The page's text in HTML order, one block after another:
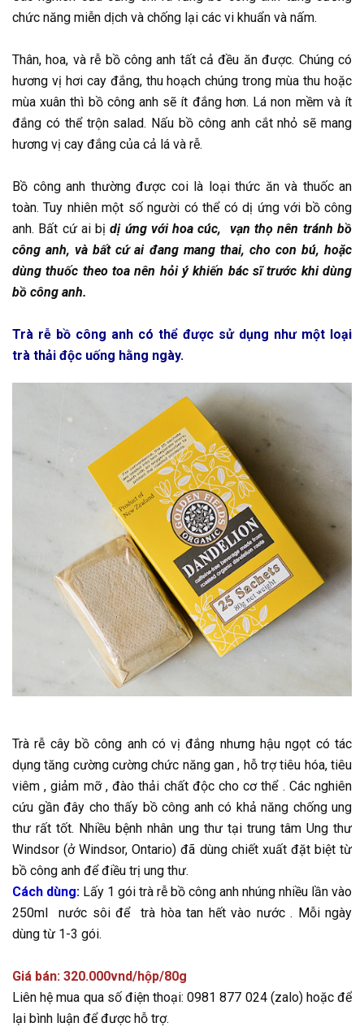
chức năng miễn dịch và chống lại các vi khuẩn và nấm.
Thân, hoa, và rễ bồ công anh tất cả đều ăn được. Chúng có
hương vị hơi cay đắng, thu hoạch chúng trong mùa thu hoặc
mùa xuân thì bồ công anh sẽ ít đắng hơn. Lá non mềm và ít
đắng có thể trộn salad. Nấu bồ công anh cắt nhỏ sẽ mang
hương vị cay đắng của cả lá và rễ.
Bồ công anh thường được coi là loại thức ăn và thuốc an
toàn. Tuy nhiên một số người có thể có dị ứng với bồ công
anh. Bất cứ ai bịdị ứng với hoa cúc, vạn thọ nên tránh bồ
công anh, và bất cứ ai đang mang thai, cho con bú, hoặc
dùng thuốc theo toa nên hỏi ý khiến bác sĩ trước khi dùng
bồ công anh.
Trà rễ bồ công anh có thể được sử dụng như một loại
trà thải độc uống hằng ngày.
Trà rễ cây bồ công anh có vị đắng nhưng hậu ngọt có tác
dụng tăng cường cường chức năng gan , hỗ trợ tiêu hóa, tiêu
viêm , giảm mỡ , đào thải chất độc cho cơ thể . Các nghiên
cứu gần đây cho thấy bồ công anh có khả năng chống ung
thư rất tốt. Nhiều bệnh nhân ung thư tại trung tâm Ung thư
Windsor (ở Windsor, Ontario) đã dùng chiết xuất đặt biệt từ
bồ công anh để điều trị ung thư.
Cách dùng: Lấy 1 gói trà rễ bồ công anh nhúng nhiều lần vào
250ml nước sôi để trà hòa tan hết vào nước . Mỗi ngày
dùng từ 1-3 gói.
Giá bán: 320.000vnd/hộp/80g
Liên hệ mua qua số điện thoại: 0981 877 024 (zalo) hoặc để
lại bình luận để được hỗ trợ.